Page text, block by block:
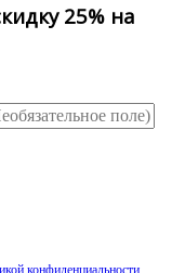
25% на
конфиденциальности